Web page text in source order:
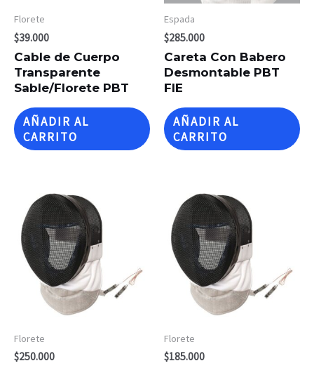
Florete
$39.000
Cable de Cuerpo
Transparente
Sable/Florete PBT
AÑADIR AL
CARRITO
Espada
$285.000
Careta Con Babero
Desmontable PBT
FIE
AÑADIR AL
CARRITO
Florete
$250.000
Florete
$185.000